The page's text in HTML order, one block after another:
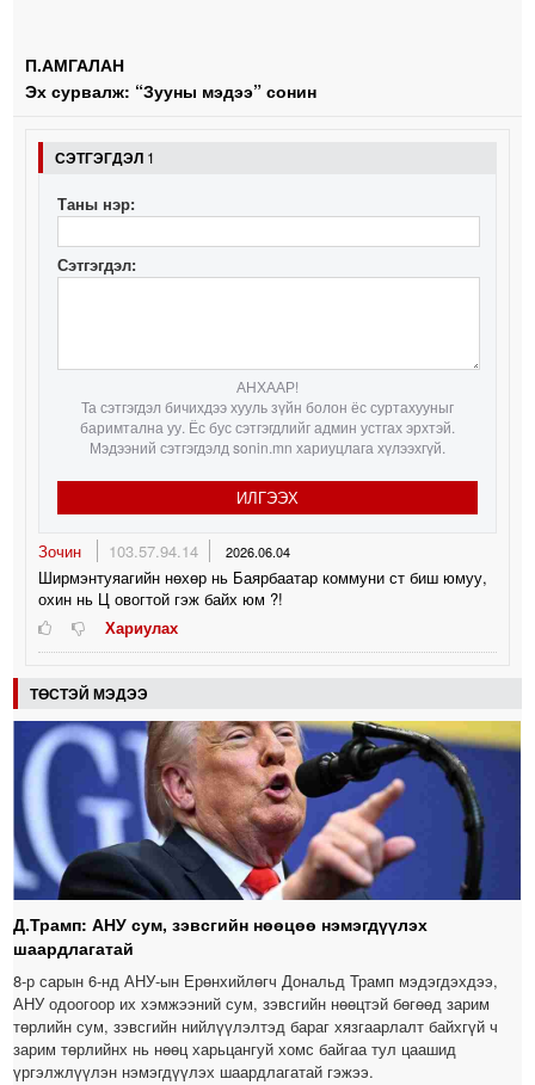
П.АМГАЛАН
Эх сурвалж: “Зууны мэдээ” сонин
СЭТГЭГДЭЛ 1
Таны нэр:
Сэтгэгдэл:
АНХААР!
Та сэтгэгдэл бичихдээ хууль зүйн болон ёс суртахууныг
баримтална уу. Ёс бус сэтгэгдлийг админ устгах эрхтэй.
Мэдээний сэтгэгдэлд sonin.mn хариуцлага хүлээхгүй.
ИЛГЭЭХ
Зочин 103.57.94.14 2026.06.04
Ширмэнтуяагийн нөхөр нь Баярбаатар коммуни ст биш юмуу,
охин нь Ц овогтой гэж байх юм ?!
Хариулах
ТӨСТЭЙ МЭДЭЭ
Д.Трамп: АНУ сум, зэвсгийн нөөцөө нэмэгдүүлэх
шаардлагатай
8-р сарын 6-нд АНУ-ын Ерөнхийлөгч Дональд Трамп мэдэгдэхдээ,
АНУ одоогоор их хэмжээний сум, зэвсгийн нөөцтэй бөгөөд зарим
төрлийн сум, зэвсгийн нийлүүлэлтэд бараг хязгаарлалт байхгүй ч
зарим төрлийнх нь нөөц харьцангуй хомс байгаа тул цаашид
үргэлжлүүлэн нэмэгдүүлэх шаардлагатай гэжээ.